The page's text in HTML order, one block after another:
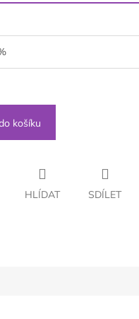
košíku
HLÍDAT SDÍLET